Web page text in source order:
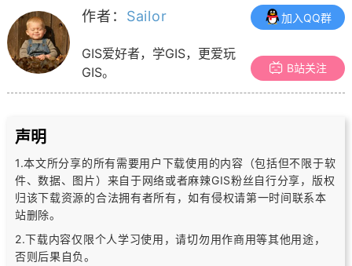
作者： Sailor
GIS爱好者，学GIS，更爱玩
GIS。
加入QQ群
B站关注
声明
1.本文所分享的所有需要用户下载使用的内容（包括但不限于软
件、数据、图片） 来自于网络或者麻辣GIS粉丝自行分享，版权
归该下载资源的合法拥有者所有，如有侵权请第一时间联系本
站删除。
2.下载内容仅限个人学习使用，请切勿用作商用等其他用途，
否则后果自负。